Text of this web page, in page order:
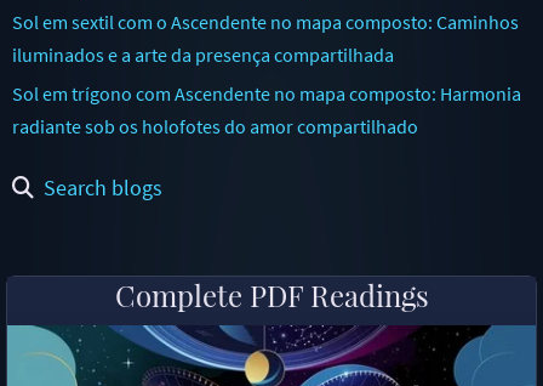
Sol em sextil com o Ascendente no mapa composto: Caminhos
iluminados e a arte da presença compartilhada
Sol em trígono com Ascendente no mapa composto: Harmonia
radiante sob os holofotes do amor compartilhado
Search blogs
Complete PDF Readings